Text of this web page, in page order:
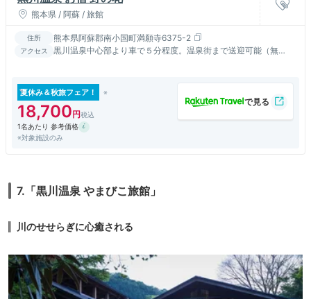
熊本県 / 阿蘇 / 旅館
住所 熊本県阿蘇郡南小国町満願寺6375-2
アクセス
黒川温泉中心部より車で５分程度。温泉街まで送迎可能（無
夏休み＆秋旅フェア！
18,700
1名あたり 参考価格
※対象施設のみ
7.「黒川温泉 やまびこ旅館」
川のせせらぎに心癒される